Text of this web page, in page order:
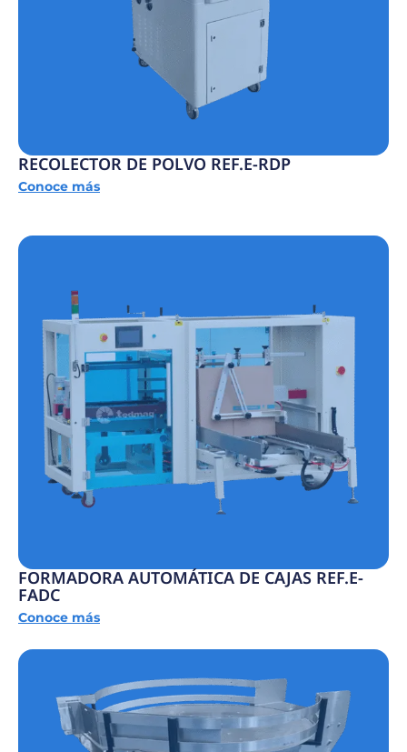
RECOLECTOR DE POLVO REF.E-RDP
Conoce más
FORMADORA AUTOMÁTICA DE CAJAS REF.E-
FADC
Conoce más